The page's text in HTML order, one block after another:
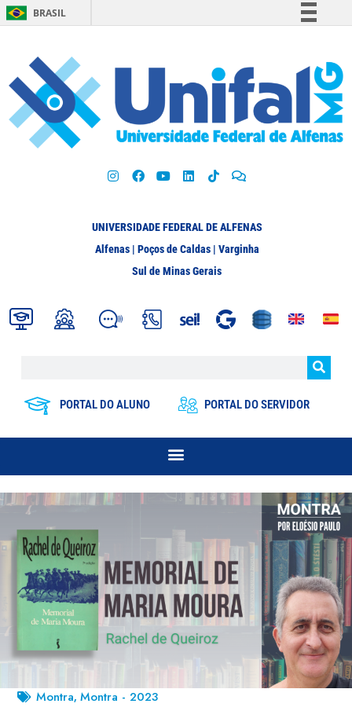
BRASIL
Participe
Acesso à informação
Legislação
UNIVERSIDADE FEDERAL DE ALFENAS
Alfenas | Poços de Caldas | Varginha
Sul de Minas Gerais
PORTAL DO ALUNO PORTAL DO SERVIDOR
Montra,Montra - 2023